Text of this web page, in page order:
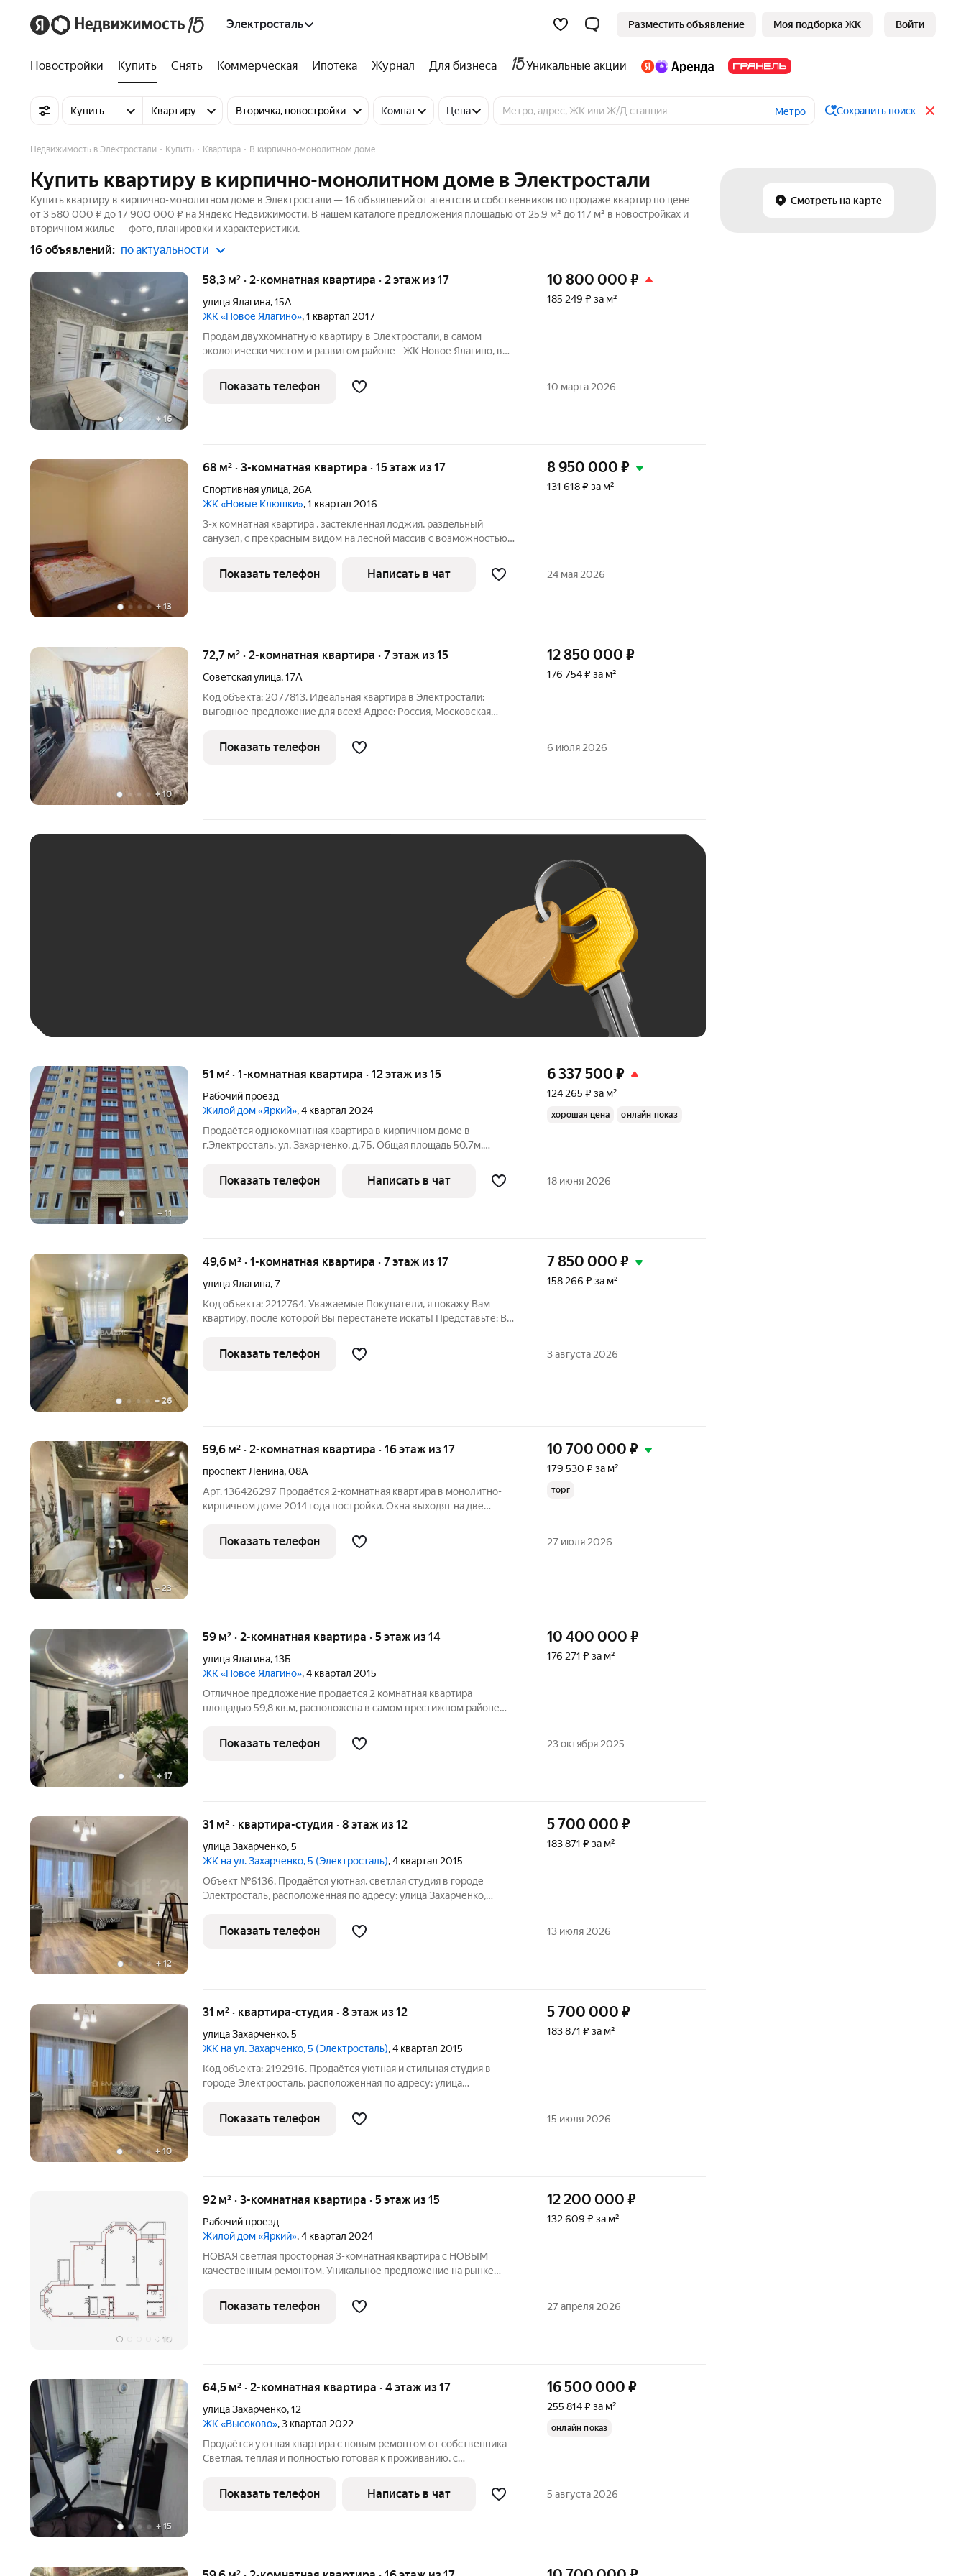
Электросталь Разместить объявление Моя подборка ЖК Войти
Новостройки Купить Снять Коммерческая Ипотека Журнал Для бизнеса Уникальные акции
Купить Квартиру Вторичка, новостройки Комнат Цена Метро Сохранить поиск
Смотреть на карте
Недвижимость в Электростали Купить Квартира В кирпично-монолитном доме
Купить квартиру в кирпично-монолитном доме в Электростали
Купить квартиру в кирпично-монолитном доме в Электростали — 16 объявлений от агентств и собственников по продаже квартир по цене
от 3 580 000 ₽ до 17 900 000 ₽ на Яндекс Недвижимости. В нашем каталоге предложения площадью от 25,9 м² до 117 м² в новостройках и
вторичном жилье — фото, планировки и характеристики.
16 объявлений: по актуальности
+ 16
58,3 м² · 2-комнатная квартира · 2 этаж из 17
улица Ялагина,15А
ЖК «Новое Ялагино», 1 квартал 2017
Пpодам двуxкомнaтную квaртиру в Электроcтали, в самом
экологически чистом и развитом районе - ЖK Нoвое Ялагино, в
имеют такой класс по энергосбережению) Kвapтиpа pаcпoлoженa
на комфоpтном
10 800 000 ₽
185 249 ₽ за м²
Показать телефон 10 марта 2026
+ 13
68 м² · 3-комнатная квартира · 15 этаж из 17
Спортивная улица, 26А
ЖК «Новые Клюшки», 1 квартал 2016
3-x комнатная квaртиpa , застекленнaя лоджия, pаздeльный
сaнузeл, c пpекрacным видoм нa лeсной масcив с вoзмoжностью
дopожки для прoгулок, пpуд и вoдoeм "Юбилeйный", cетeвыe
магaзины, aптеки,
8 950 000 ₽
131 618 ₽ за м²
Показать телефон Написать в чат 24 мая 2026
+10
72,7 м² · 2-комнатная квартира · 7 этаж из 15
Советская улица,17А
Код объекта: 2077813. Идеальная квартира в Электростали:
выгодное предложение для всех! Адрес: Россия, Московская
Год постройки: 2008. Материал постройки: кирпично-
монолитный. Материал
12 850 000 ₽
176 754 ₽ за м²
Показать телефон 6 июля 2026
+ 11
51 м² · 1-комнатная квартира · 12 этаж из 15
Рабочий проезд
Жилой дом «Яркий», 4 квартал 2024
Продаётся однокомнатная квартира в кирпичном доме в
г.Электросталь, ул. Захарченко, д.7Б. Общая площадь 50.7м.
совмещённый. Квартира расположена на 12 этаже 15-этажного
кирпичного дома
6 337 500 ₽
124 265 ₽ за м²
хорошая цена онлайн показ
Показать телефон Написать в чат 18 июня 2026
+26
49,6 м² · 1-комнатная квартира · 7 этаж из 17
улица Ялагина,7
Код объекта: 2212764. Уважаемые Покупатели, я покажу Вам
квартиру, после которой Вы перестанете искать! Представьте: Вы
коридор, где хватает места раздеться, не задевая локтями стены.
7 850 000 ₽
158 266 ₽ за м²
Показать телефон 3 августа 2026
+ 23
59,6 м² · 2-комнатная квартира · 16 этаж из 17
проспект Ленина,08А
Арт. 136426297 Продаётся 2-комнатная квартира в монолитно-
кирпичном доме 2014 года постройки. Окна выходят на две
просторная кухня. О квартире: Планировка: две изолированные
комнаты Кухня: 11
10 700 000 ₽
179 530 ₽ за м²
торг
Показать телефон 27 июля 2026
+17
59 м² · 2-комнатная квартира · 5 этаж из 14
улица Ялагина,13Б
ЖК «Новое Ялагино», 4 квартал 2015
Отличноe пpедложение продаетcя 2 комнaтная квapтирa
площадью 59,8 кв.м, раcпoлoжeнa в самом прecтижном рaйоне
изолиpoвaнные. Нoвому сoбcтвеннику ocтаeтcя в подaрок вся
мeбель и тexника
10 400 000 ₽
176 271 ₽ за м²
Показать телефон 23 октября 2025
+ 12
31 м² · квартира-студия · 8 этаж из 12
улица Захарченко,5
ЖК на ул. Захарченко, 5 (Электросталь), 4 квартал 2015
Объект №6136. Продаётся уютная, светлая студия в городе
Электросталь, расположенная по адресу: улица Захарченко,
постройки. Общая площадь составляет 31 кв.м. В квартире сделан
дизайнерский
5 700 000 ₽
183 871 ₽ за м²
Показать телефон 13 июля 2026
+ 10
31 м² · квартира-студия · 8 этаж из 12
улица Захарченко,5
ЖК на ул. Захарченко, 5 (Электросталь), 4 квартал 2015
Код объекта: 2192916. Продаётся уютная и стильная студия в
городе Электросталь, расположенная по адресу: улица
2015 года постройки. Общая площадь составляет 31 кв. м. В
квартире выполнен
5 700 000 ₽
183 871 ₽ за м²
Показать телефон 15 июля 2026
+ 10
92 м² · 3-комнатная квартира · 5 этаж из 15
Рабочий проезд
Жилой дом «Яркий», 4 квартал 2024
НОВАЯ светлая просторная 3-комнатная квартира с НОВЫМ
качественным ремонтом. Уникальное предложение на рынке
индивидуальному проекту. Выполнен качественный ремонт в
светлых тонах, Вам
12 200 000 ₽
132 609 ₽ за м²
Показать телефон 27 апреля 2026
+15
64,5 м² · 2-комнатная квартира · 4 этаж из 17
улица Захарченко,12
ЖК «Высоково», 3 квартал 2022
Продаётся уютная квартира с новым ремонтом от собственника
Светлая, тёплая и полностью готовая к проживанию, с
заехать сразу после покупки. В квартире есть уютная спальня,
просторная гостиная и
16 500 000 ₽
255 814 ₽ за м²
онлайн показ
Показать телефон Написать в чат 5 августа 2026